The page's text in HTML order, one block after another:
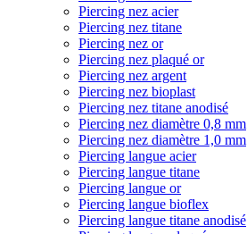
Piercing nez acier
Piercing nez titane
Piercing nez or
Piercing nez plaqué or
Piercing nez argent
Piercing nez bioplast
Piercing nez titane anodisé
Piercing nez diamètre 0,8 mm
Piercing nez diamètre 1,0 mm
Piercing langue acier
Piercing langue titane
Piercing langue or
Piercing langue bioflex
Piercing langue titane anodisé